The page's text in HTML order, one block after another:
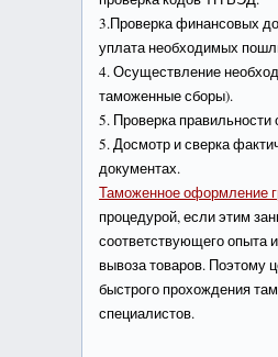
3.Проверка финансовых
уплата необходимых
4. Осуществление
таможенные сборы).
5. Проверка
5. Досмотр и сверка
документах.
Таможенное оформление
процедурой, если этим
соответствующего опыта
вывоза товаров. Поэтому
быстрого прохождения
специалистов.